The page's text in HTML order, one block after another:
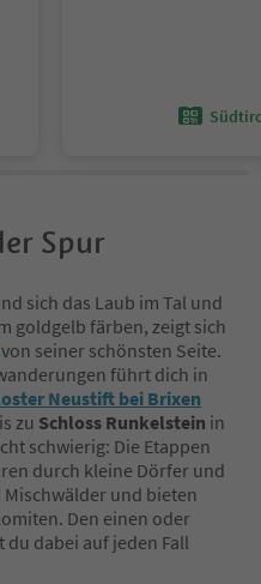
Spur
sich das Laub im Tal und
goldgelb färben, zeigt sich
von seiner schönsten Seite.
führt dich in
Neustift bei Brixen
zu Schloss Runkelstein in
schwierig: Die Etappen
durch kleine Dörfer und
und bieten
Den einen oder
dabei auf jeden Fall